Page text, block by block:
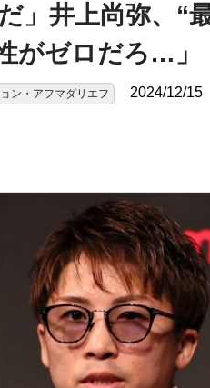
」井上尚弥、“
がゼロだろ…」
ン・アフマダリエフ 2024/12/15